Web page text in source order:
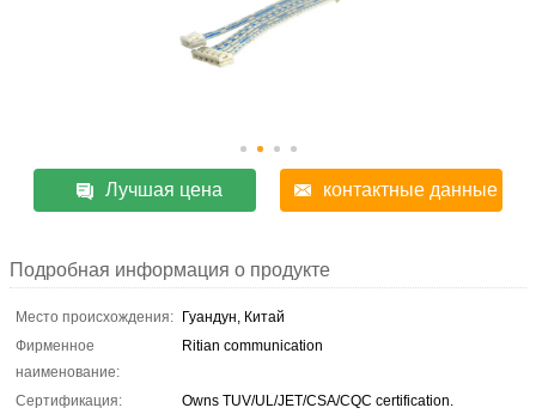
Лучшая цена контактные данные
Подробная информация о продукте
Место происхождения: Гуандун, Китай
Фирменное
наименование:
Ritian communication
Сертификация:
Owns TUV/UL/JET/CSA/CQC certification.